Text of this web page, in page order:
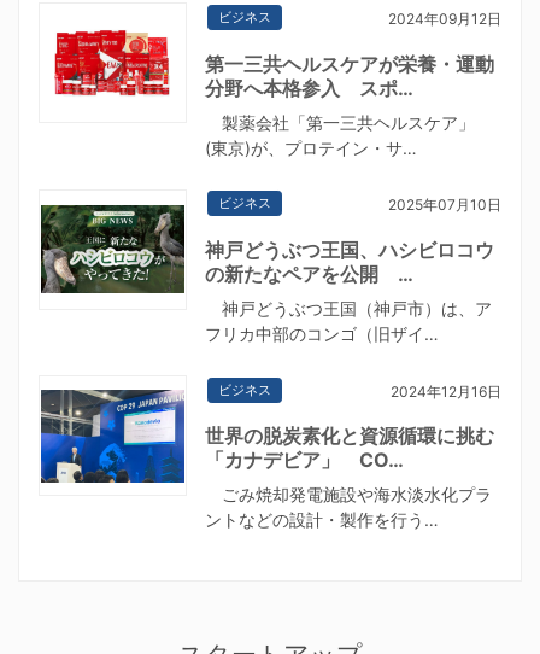
ビジネス 2024年09月12日
第一三共ヘルスケアが栄養・運動
分野へ本格参入 スポ…
製薬会社「第一三共ヘルスケア」
(東京)が、プロテイン・サ…
ビジネス 2025年07月10日
神戸どうぶつ王国、ハシビロコウ
の新たなペアを公開 …
神戸どうぶつ王国（神戸市）は、ア
フリカ中部のコンゴ（旧ザイ…
ビジネス 2024年12月16日
世界の脱炭素化と資源循環に挑む
「カナデビア」 CO…
ごみ焼却発電施設や海水淡水化プラ
ントなどの設計・製作を行う…